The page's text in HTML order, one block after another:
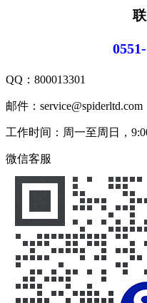
QQ： 800013301
邮件：service@spiderltd.com
工作时间：周一至周日，
微信客服